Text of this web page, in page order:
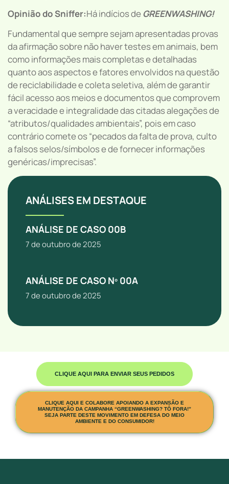
Opinião do Sniffer:Há indícios deGREENWASHING!
Fundamental que sempre sejam apresentadas provas
da afirmação sobre não haver testes em animais, bem
como informações mais completas e detalhadas
quanto aos aspectos e fatores envolvidos na questão
de reciclabilidade e coleta seletiva, além de garantir
fácil acesso aos meios e documentos que comprovem
a veracidade e integralidade das citadas alegações de
“atributos/qualidades ambientais”, pois em caso
contrário comete os “pecados da falta de prova, culto
a falsos selos/símbolos e de fornecer informações
genéricas/imprecisas”.
ANÁLISES EM DESTAQUE
ANÁLISE DE CASO 00B
7 de outubro de 2025
ANÁLISE DE CASO Nº 00A
7 de outubro de 2025
CLIQUE AQUI PARA ENVIAR SEUS PEDIDOS
CLIQUE AQUI E COLABORE APOIANDO A EXPANSÃO E
MANUTENÇÃO DA CAMPANHA “GREENWASHING? TÔ FORA!”
SEJA PARTE DESTE MOVIMENTO EM DEFESA DO MEIO
AMBIENTE E DO CONSUMIDOR!